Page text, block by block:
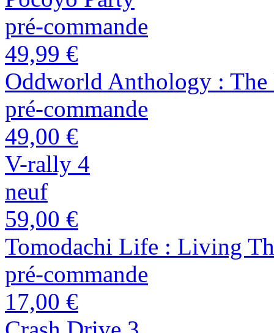
pré-commande
49,99 €
Oddworld Anthology :
pré-commande
49,00 €
V-rally 4
neuf
59,00 €
Tomodachi Life : Living
pré-commande
17,00 €